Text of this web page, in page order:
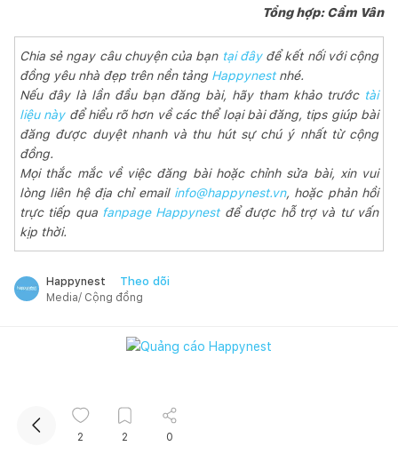
Tổng hợp: Cẩm Vân
Chia sẻ ngay câu chuyện của bạn tại đâyđể kết nối với cộng
đồng yêu nhà đẹp trên nền tảng Happynest nhé.
Nếu đây là lần đầu bạn đăng bài, hãy tham khảo trước tài
liệu nàyđể hiểu rõ hơn về các thể loại bài đăng, tips giúp bài
đăng được duyệt nhanh và thu hút sự chú ý nhất từ cộng
đồng.
Mọi thắc mắc về việc đăng bài hoặc chỉnh sửa bài, xin vui
lòng liên hệ địa chỉ email info@happynest.vn, hoặc phản hồi
trực tiếp qua fanpage Happynestđể được hỗ trợ và tư vấn
kịp thời.
Happynest Theo dõi
Media/ Cộng đồng
Bài đăng liên quan
2 2 0